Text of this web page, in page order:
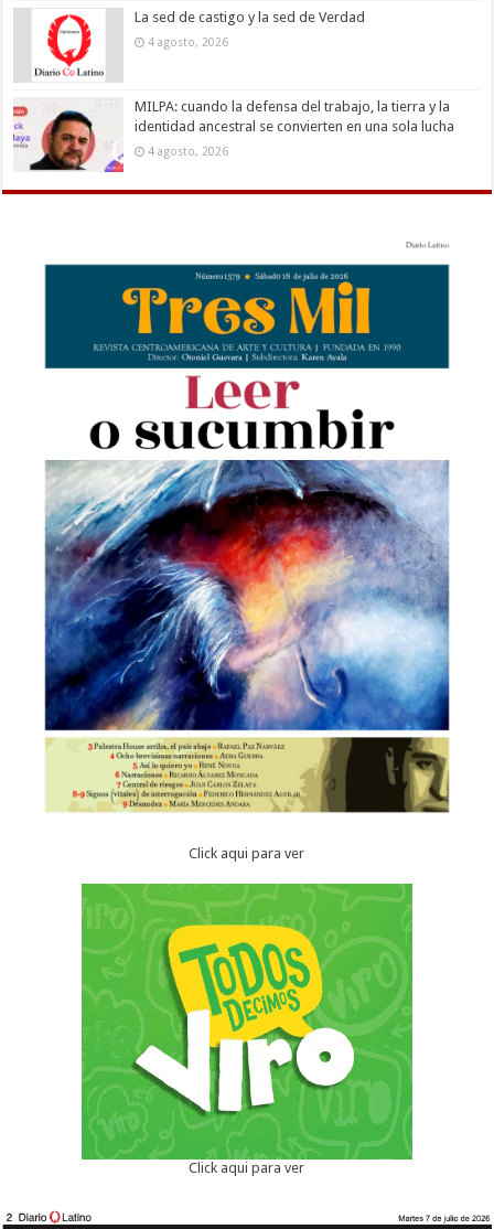
La sed de castigo y la sed de Verdad
4 agosto, 2026
MILPA: cuando la defensa del trabajo, la tierra y la
identidad ancestral se convierten en una sola lucha
4 agosto, 2026
Click aqui para ver
Click aqui para ver